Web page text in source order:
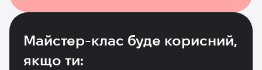
Майстер-клас буде корисний,
якщо ти: